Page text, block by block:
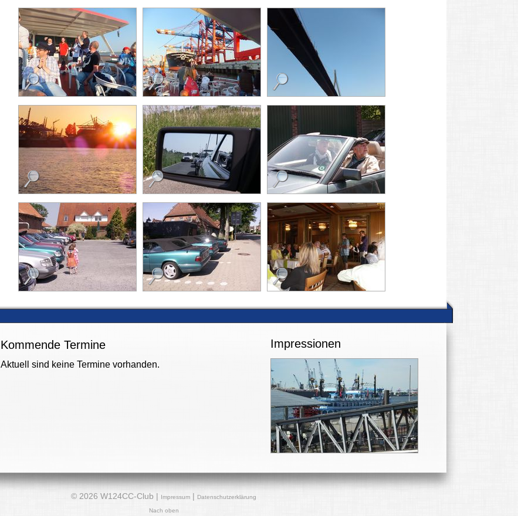
Kommende Termine
Aktuell sind keine Termine vorhanden.
Impressionen
© 2026 W124CC-Club | Impressum | Datenschutzerklärung
Nach oben